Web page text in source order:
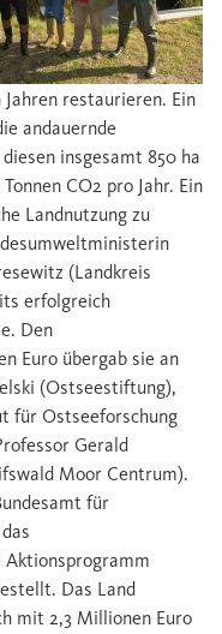
restaurieren. Ein
andauernde
insgesamt 850 ha
CO2 pro Jahr. Ein
Landnutzung zu
(Landkreis
erfolgreich
Den
Euro übergab sie an
(Ostseestiftung),
für Ostseeforschung
Gerald
Moor Centrum).
für
Das Land
mit 2,3 Millionen Euro